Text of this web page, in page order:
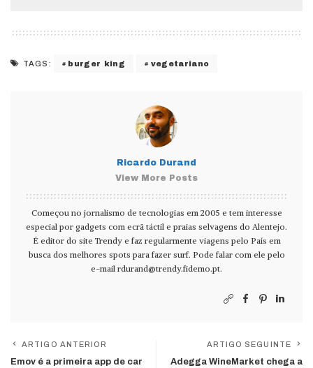
TAGS: burger king vegetariano
Ricardo Durand
View More Posts
Começou no jornalismo de tecnologias em 2005 e tem interesse
especial por gadgets com ecrã táctil e praias selvagens do Alentejo.
É editor do site Trendy e faz regularmente viagens pelo País em
busca dos melhores spots para fazer surf. Pode falar com ele pelo
e-mail rdurand@trendy.fidemo.pt.
ARTIGO ANTERIOR
Emov é a primeira app de car
ARTIGO SEGUINTE
Adegga WineMarket chega a